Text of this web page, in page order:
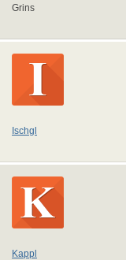
Grins
Ischgl
Kappl